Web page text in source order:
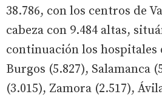
38.786, con los centros de
cabeza con 9.484 altas,
continuación los hospitales
Burgos (5.827), Salamanca
(3.015), Zamora (2.517),